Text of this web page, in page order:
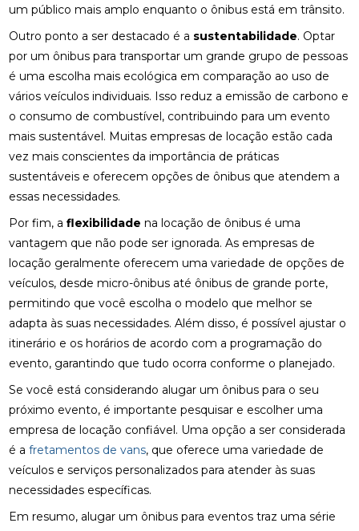
um público mais amplo enquanto o ônibus está em trânsito.
Outro ponto a ser destacado é a sustentabilidade. Optar
por um ônibus para transportar um grande grupo de pessoas
é uma escolha mais ecológica em comparação ao uso de
vários veículos individuais. Isso reduz a emissão de carbono e
o consumo de combustível, contribuindo para um evento
mais sustentável. Muitas empresas de locação estão cada
vez mais conscientes da importância de práticas
sustentáveis e oferecem opções de ônibus que atendem a
essas necessidades.
Por fim, aflexibilidade na locação de ônibus é uma
vantagem que não pode ser ignorada. As empresas de
locação geralmente oferecem uma variedade de opções de
veículos, desde micro-ônibus até ônibus de grande porte,
permitindo que você escolha o modelo que melhor se
adapta às suas necessidades. Além disso, é possível ajustar o
itinerário e os horários de acordo com a programação do
evento, garantindo que tudo ocorra conforme o planejado.
Se você está considerando alugar um ônibus para o seu
próximo evento, é importante pesquisar e escolher uma
empresa de locação confiável. Uma opção a ser considerada
é afretamentos de vans, que oferece uma variedade de
veículos e serviços personalizados para atender às suas
necessidades específicas.
Em resumo, alugar um ônibus para eventos traz uma série